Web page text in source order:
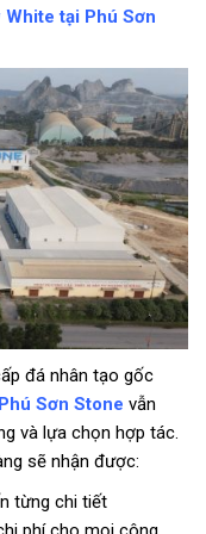
White tại Phú Sơn
đá nhân tạo gốc
Phú Sơn Stone vẫn
và lựa chọn hợp tác.
sẽ nhận được:
từng chi tiết